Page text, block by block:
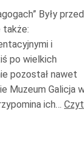
Były
także:
i
po wielkich
pozostał nawet
Muzeum Galicja
ich…